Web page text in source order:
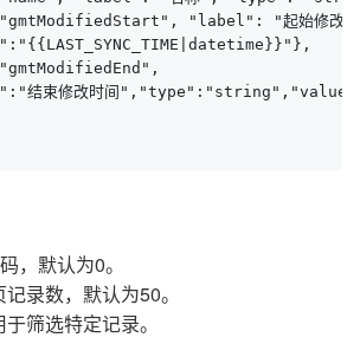
"label": "起始修改
结束修改时间
，默认为0。
记录数，默认为50。
筛选特定记录。